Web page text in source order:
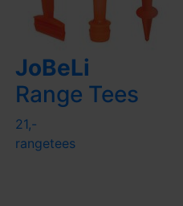
JoBeLi
Range Tees
21,-
rangetees